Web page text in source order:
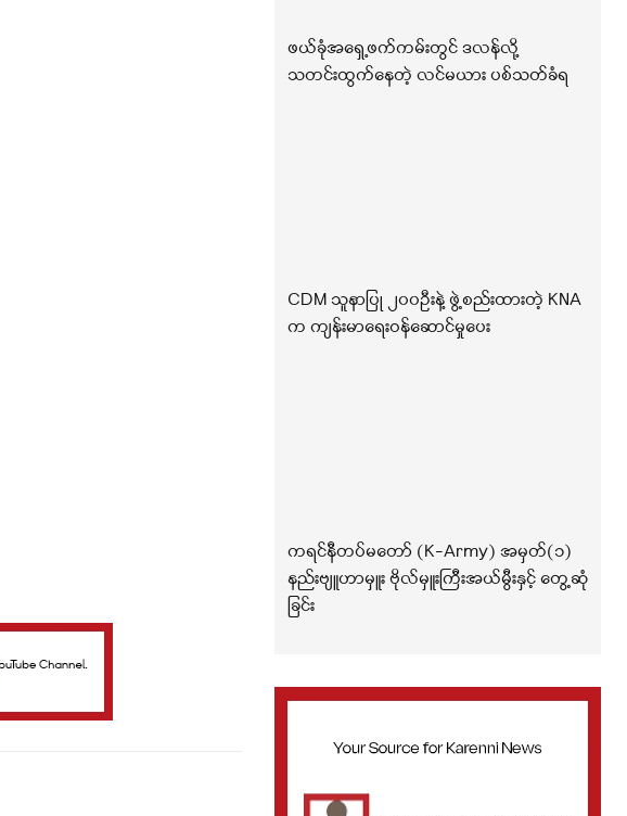
ဖယ်ခုံအရှေ့ဖက်ကမ်းတွင် ဒလန်လို့
သတင်းထွက်နေတဲ့ လင်မယား ပစ်သတ်ခံရ
CDM သူနာပြု ၂၀၀ဦးနဲ့ ဖွဲ့စည်းထားတဲ့ KNA
က ကျန်းမာရေးဝန်ဆောင်မှုပေး
ကရင်နီတပ်မတော် (K-Army) အမှတ်(၁)
နည်းဗျူဟာမှူး ဗိုလ်မှူးကြီးအယ်မွီးနှင့် တွေ့ဆုံ
ခြင်း